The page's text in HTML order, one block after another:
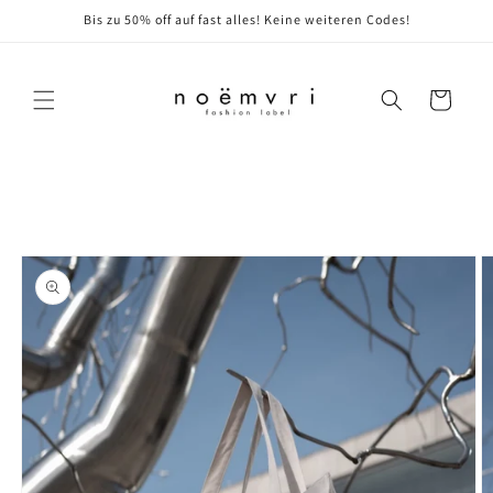
Bis zu 50% off auf fast alles! Keine weiteren Codes!
Warenkorb